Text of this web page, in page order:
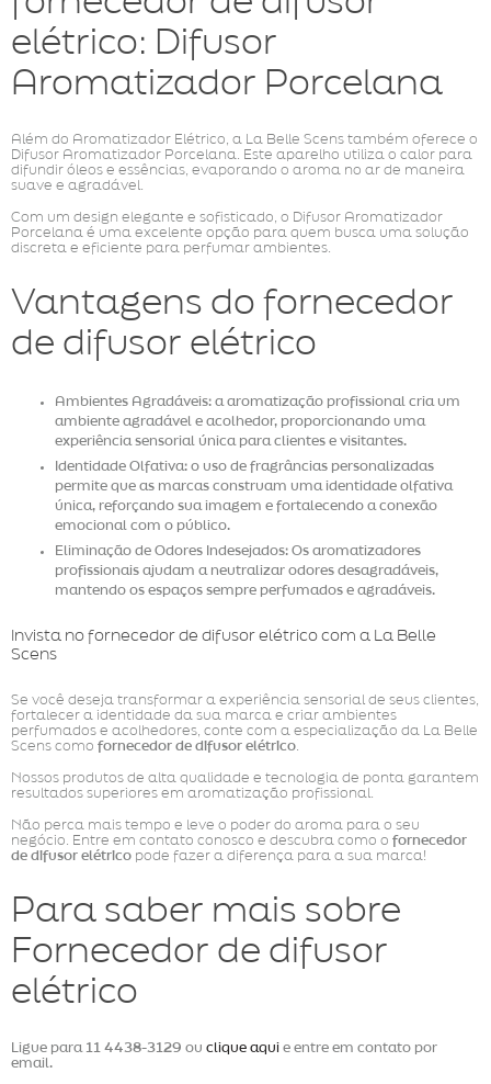
elétrico: Difusor
Aromatizador Porcelana
Além do Aromatizador Elétrico, a La Belle Scens também oferece o
Difusor Aromatizador Porcelana. Este aparelho utiliza o calor para
difundir óleos e essências, evaporando o aroma no ar de maneira
suave e agradável.
Com um design elegante e sofisticado, o Difusor Aromatizador
Porcelana é uma excelente opção para quem busca uma solução
discreta e eficiente para perfumar ambientes.
Vantagens do fornecedor
de difusor elétrico
Ambientes Agradáveis: a aromatização profissional cria um
ambiente agradável e acolhedor, proporcionando uma
experiência sensorial única para clientes e visitantes.
permite que as marcas construam uma identidade olfativa
única, reforçando sua imagem e fortalecendo a conexão
emocional com o público.
Eliminação de Odores Indesejados: Os aromatizadores
profissionais ajudam a neutralizar odores desagradáveis,
mantendo os espaços sempre perfumados e agradáveis.
Invista no fornecedor de difusor elétrico com a La Belle
Scens
Se você deseja transformar a experiência sensorial de seus clientes,
fortalecer a identidade da sua marca e criar ambientes
perfumados e acolhedores, conte com a especialização da La Belle
Scens como fornecedor de difusor elétrico
Nossos produtos de alta qualidade e tecnologia de ponta garantem
resultados superiores em aromatização profissional.
Não perca mais tempo e leve o poder do aroma para o seu
negócio. Entre em contato conosco e descubra como o fornecedor
de difusor elétrico pode fazer a diferença para a sua marca!
Para saber mais sobre
Fornecedor de difusor
elétrico
Ligue para 11 4438-3129 ou clique aqui e entre em contato por
email.